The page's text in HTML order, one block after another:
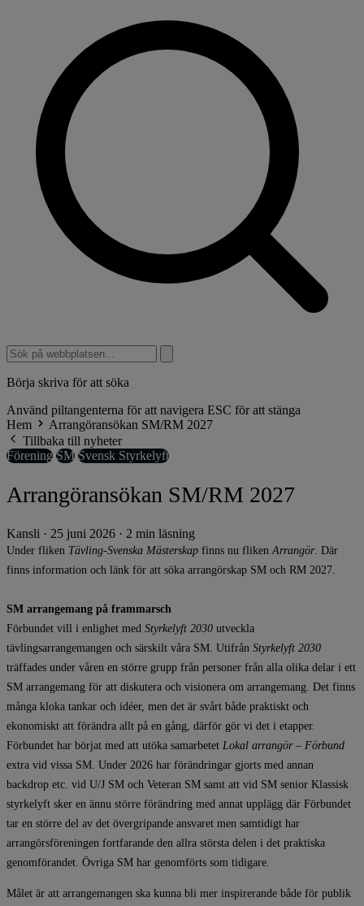
Börja skriva för att söka
Använd piltangenterna för att navigera ESC för att stänga
Hem
Arrangöransökan SM/RM 2027
Tillbaka till nyheter
Förening SM Svensk Styrkelyft
Arrangöransökan SM/RM 2027
Kansli · 25 juni 2026 · 2 min läsning
Under fliken Tävling-Svenska Mästerskap finns nu flikenArrangör. Där
finns information och länk för att söka arrangörskap SM och RM 2027.
SM arrangemang på frammarsch
Förbundet vill i enlighet med Styrkelyft 2030 utveckla
tävlingsarrangemangen och särskilt våra SM. Utifrån Styrkelyft 2030
träffades under våren en större grupp från personer från alla olika delar i ett
SM arrangemang för att diskutera och visionera om arrangemang. Det finns
många kloka tankar och idéer, men det är svårt både praktiskt och
ekonomiskt att förändra allt på en gång, därför gör vi det i etapper.
Förbundet har börjat med att utöka samarbetet Lokal arrangör – Förbund
extra vid vissa SM. Under 2026 har förändringar gjorts med annan
backdrop etc. vid U/J SM och Veteran SM samt att vid SM senior Klassisk
styrkelyft sker en ännu större förändring med annat upplägg där Förbundet
tar en större del av det övergripande ansvaret men samtidigt har
arrangörsföreningen fortfarande den allra största delen i det praktiska
genomförandet. Övriga SM har genomförts som tidigare.
Målet är att arrangemangen ska kunna bli mer inspirerande både för publik